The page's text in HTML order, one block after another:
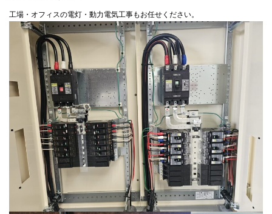
工場・オフィスの電灯・動力電気工事もお任せください。